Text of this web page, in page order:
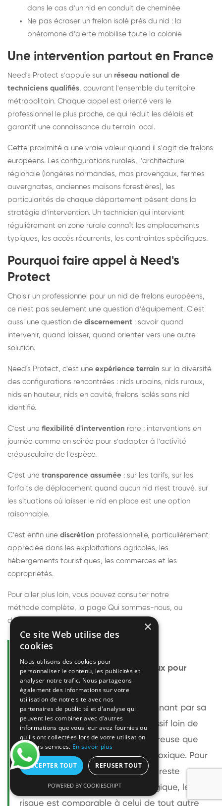
dans le cas d'un nid en conduit de cheminée
Ne pas écraser un frelon isolé près du nid : la
phéromone d'alerte mobilise toute la colonie
Une intervention partout en France
Need's Protect s'appuie sur un réseau national de
techniciens qualifiés, couvrant l'ensemble du territoire
métropolitain. Chaque appel est orienté vers le
professionnel le plus proche, ce qui réduit les délais et
garantit une connaissance du terrain local.
Cette proximité a une vraie valeur quand il s'agit de frelons
européens. Les configurations rurales, l'architecture
régionale (longères normandes, mas provençaux, fermes
auvergnates, anciennes maisons forestières), les
particularités de chaque département pèsent dans la
stratégie d'intervention. Un technicien qui intervient
régulièrement en zone rurale connaît les emplacements
typiques, les accès récurrents, les contraintes spécifiques.
Pourquoi faire appel à Need's
Protect
Choisir un professionnel pour un nid de frelons européens,
ce n'est pas seulement une question d'équipement. C'est
aussi une question de discernement : savoir quand
intervenir, quand laisser, quand orienter vers une autre
solution.
Need's Protect, c'est une expérience terrain sur la diversité
des configurations rencontrées : nids urbains, nids ruraux,
nids en hauteur, nids en cavité, frelons isolés sans nid
identifié.
C'est une flexibilité d'intervention rare : interventions en
journée comme en soirée pour s'adapter à l'activité
crépusculaire de l'espèce.
C'est une transparence assumée : sur les tarifs, sur les
forfaits de déplacement quand aucun nid n'est trouvé, sur
les situations où laisser le nid en place est une option
raisonnable.
C'est enfin une discrétion professionnelle, particulièrement
appréciée dans les exploitations agricoles, les
hébergements touristiques, les commerces et les
copropriétés.
Pour aller plus loin, vous pouvez consulter notre
méthode complète, la page Qui sommes-nous, ou
découvrir
Questions fréquentes
Le frelon européen est-il dangereux pour
l'homme ?
Le frelon européen est impressionnant par sa
taille mais relativement peu agressif loin de
son nid. Sa piqûre est plus douloureuse que
celle d'une guêpe sans être plus toxique. Pour
une personne non allergique, elle reste
bénigne. Pour une personne allergique, le
risque est comparable à celui de tout autre
×
Ce site Web utilise des
cookies
Nous utilisons des cookies pour
personnaliser le contenu, les publicités et
analyser notre trafic. Nous partageons
également des informations sur votre
utilisation de notre site avec nos
partenaires de publicité et d'analyse qui
peuvent les combiner avec d'autres
informations que vous leur avez fournies ou
qu'ils ont collectées lors de votre utilisation
de leurs services. En savoir plus
ACCEPTER TOUT REFUSER TOUT
POWERED BY COOKIESCRIPT